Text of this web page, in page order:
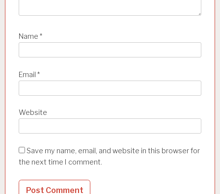
Name *
Email *
Website
Save my name, email, and website in this browser for
the next time I comment.